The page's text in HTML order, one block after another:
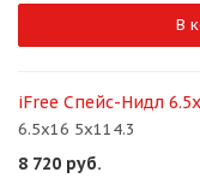
В
iFree Спейс-Нидл
6.5x16 5x114.3
8 720 руб.